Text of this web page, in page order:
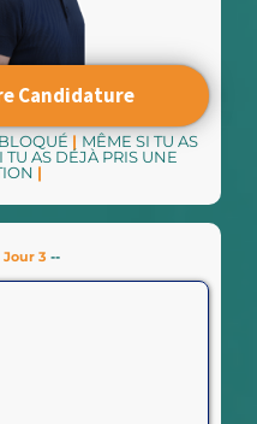
Candidature
| MÊME SI TU AS
TU AS DÉJÀ PRIS UNE
|
Jour 3 --